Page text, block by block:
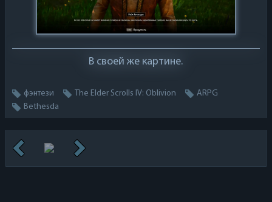
В своей же картине.
фэнтези The Elder Scrolls IV: Oblivion
ARPG
Bethesda